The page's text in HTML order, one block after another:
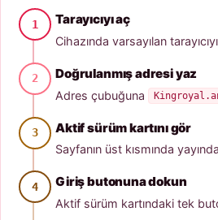
Tarayıcıyı aç
Cihazında varsayılan
Doğrulanmış adresi yaz
Adres çubuğuna
Aktif sürüm kartını gör
Sayfanın üst kısmında
Giriş butonuna dokun
Aktif sürüm kartındaki tek